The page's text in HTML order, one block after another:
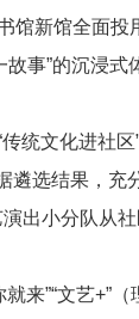
馆新馆全面
故事”的沉浸
传统文化进
选结果，
出小分队
来”“文艺+”（